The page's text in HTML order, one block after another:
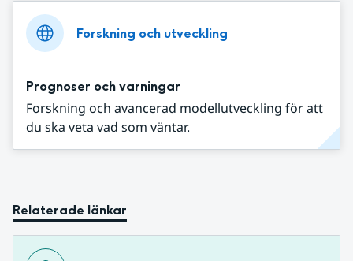
Forskning och utveckling
Prognoser och varningar
Forskning och avancerad modellutveckling för att
du ska veta vad som väntar.
Relaterade länkar